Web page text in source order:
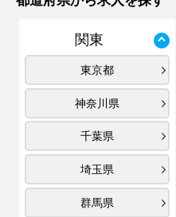
関東
東京都
神奈川県
千葉県
埼玉県
群馬県